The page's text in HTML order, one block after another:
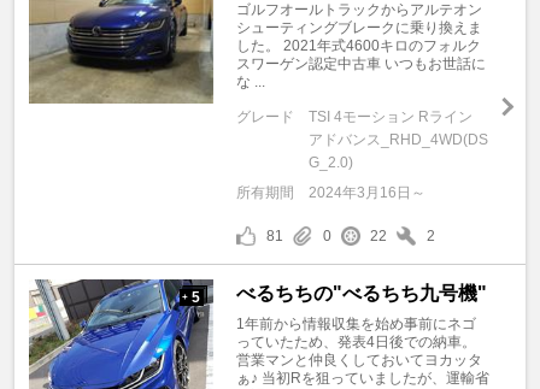
ゴルフオールトラックからアルテオン
シューティングブレークに乗り換えま
した。 2021年式4600キロのフォルク
スワーゲン認定中古車 いつもお世話に
な ...
グレード
TSI 4モーション Rライン
アドバンス_RHD_4WD(DS
G_2.0)
所有期間
2024年3月16日～
81 0 22 2
+ 5 べるちちの"べるちち九号機"
1年前から情報収集を始め事前にネゴ
っていたため、発表4日後での納車。
営業マンと仲良くしておいてヨカッタ
ぁ♪ 当初Rを狙っていましたが、運輸省